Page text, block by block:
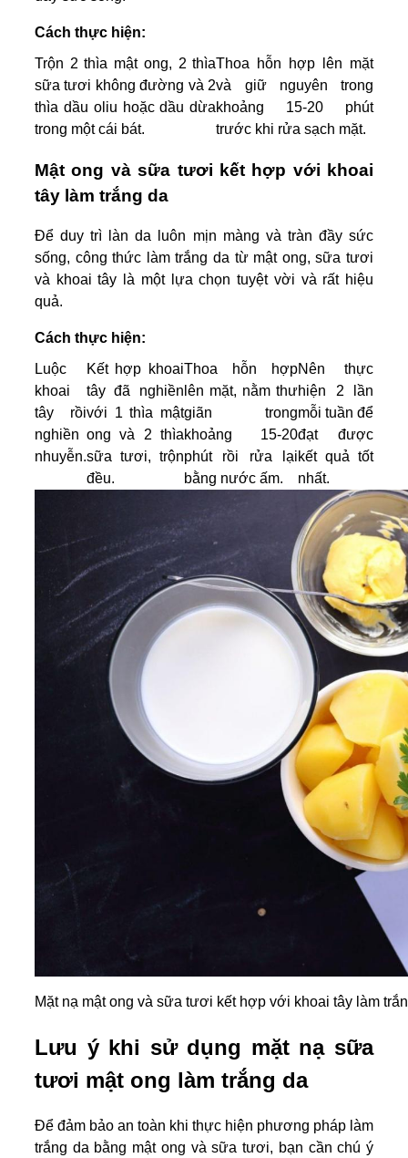
Cách thực hiện:
Trộn 2 thìa mật ong, 2 thìa
sữa tươi không đường và 2
thìa dầu oliu hoặc dầu dừa
trong một cái bát.
Thoa hỗn hợp lên mặt
và giữ nguyên trong
khoảng 15-20 phút
trước khi rửa sạch mặt.
Mật ong và sữa tươi kết hợp với khoai
tây làm trắng da
Để duy trì làn da luôn mịn màng và tràn đầy sức
sống, công thức làm trắng da từ mật ong, sữa tươi
và khoai tây là một lựa chọn tuyệt vời và rất hiệu
quả.
Cách thực hiện:
Luộc
khoai
tây rồi
nghiền
nhuyễn.
Kết hợp khoai
tây đã nghiền
với 1 thìa mật
ong và 2 thìa
sữa tươi, trộn
đều.
Thoa hỗn hợp
lên mặt, nằm thư
giãn trong
khoảng 15-20
phút rồi rửa lại
bằng nước ấm.
Nên thực
hiện 2 lần
mỗi tuần để
đạt được
kết quả tốt
nhất.
Mặt nạ mật ong và sữa tươi kết hợp với khoai tây làm
Lưu ý khi sử dụng mặt nạ sữa
tươi mật ong làm trắng da
Để đảm bảo an toàn khi thực hiện phương pháp làm
trắng da bằng mật ong và sữa tươi, bạn cần chú ý